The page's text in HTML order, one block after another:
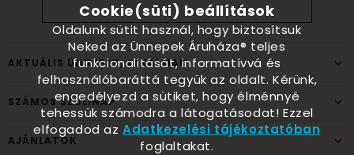
AKTUÁLIS ÜNNEPEK, ALKALMAK
SZÁMOS SZÜLINAP
AJÁNLATOK
Cookie(süti) beállítások
Oldalunk sütit használ, hogy biztosítsuk
Neked az Ünnepek Áruháza® teljes
funkcionalitását, informatívvá és
felhasználóbaráttá tegyük az oldalt. Kérünk,
engedélyezd a sütiket, hogy élménnyé
tehessük számodra a látogatásodat! Ezzel
elfogadod azAdatkezelési tájékoztatóban
foglaltakat.